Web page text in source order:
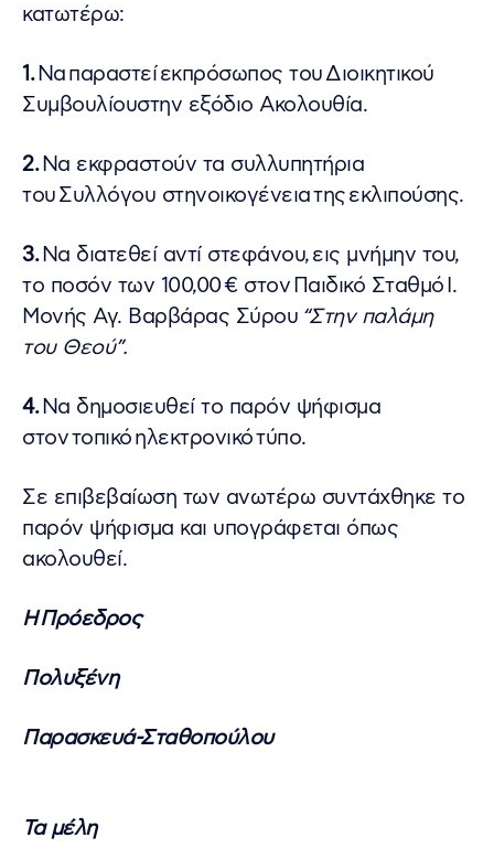
κατωτέρω:
1.Να παραστεί εκπρόσωπος του Διοικητικού
Συμβουλίουστην εξόδιο Ακολουθία.
2.Να εκφραστούν τα συλλυπητήρια
του Συλλόγου στηνοικογένεια της εκλιπούσης.
3.Να διατεθεί αντί στεφάνου, εις μνήμην του,
το ποσόν των 100,00 € στον Παιδικό Σταθμό Ι.
Μονής Αγ. Βαρβάρας Σύρου “Στην παλάμη
του Θεού”.
4.Να δημοσιευθεί το παρόν ψήφισμα
στον τοπικό ηλεκτρονικό τύπο.
Σε επιβεβαίωση των ανωτέρω συντάχθηκε το
παρόν ψήφισμα και υπογράφεται όπως
ακολουθεί.
ΗΠρόεδρος
Πολυξένη
Παρασκευά-Σταθοπούλου
Τα μέλη